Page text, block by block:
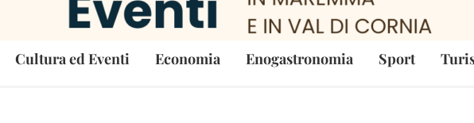
Cultura ed Eventi Economia Enogastronomia Sport